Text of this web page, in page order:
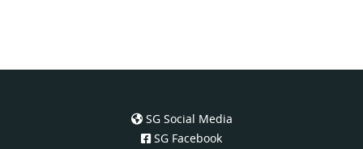
SG Social Media
SG Facebook